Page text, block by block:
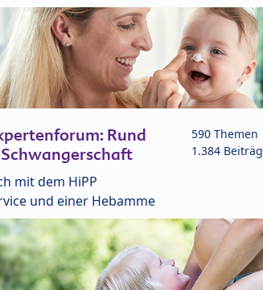
Rund
mit dem HiPP
und einer Hebamme
590 Themen
1.384